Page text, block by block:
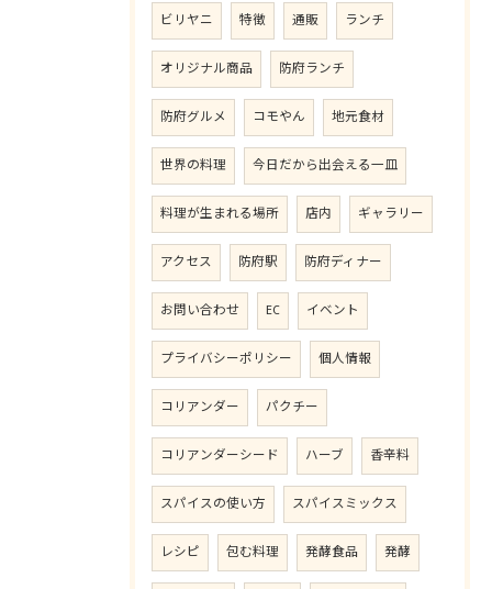
ビリヤニ 特徴 通販 ランチ
オリジナル商品 防府ランチ
防府グルメ コモやん 地元食材
世界の料理 今日だから出会える一皿
料理が生まれる場所 店内 ギャラリー
アクセス 防府駅 防府ディナー
お問い合わせ EC イベント
プライバシーポリシー 個人情報
コリアンダー パクチー
コリアンダーシード ハーブ 香辛料
スパイスの使い方 スパイスミックス
レシピ 包む料理 発酵食品 発酵